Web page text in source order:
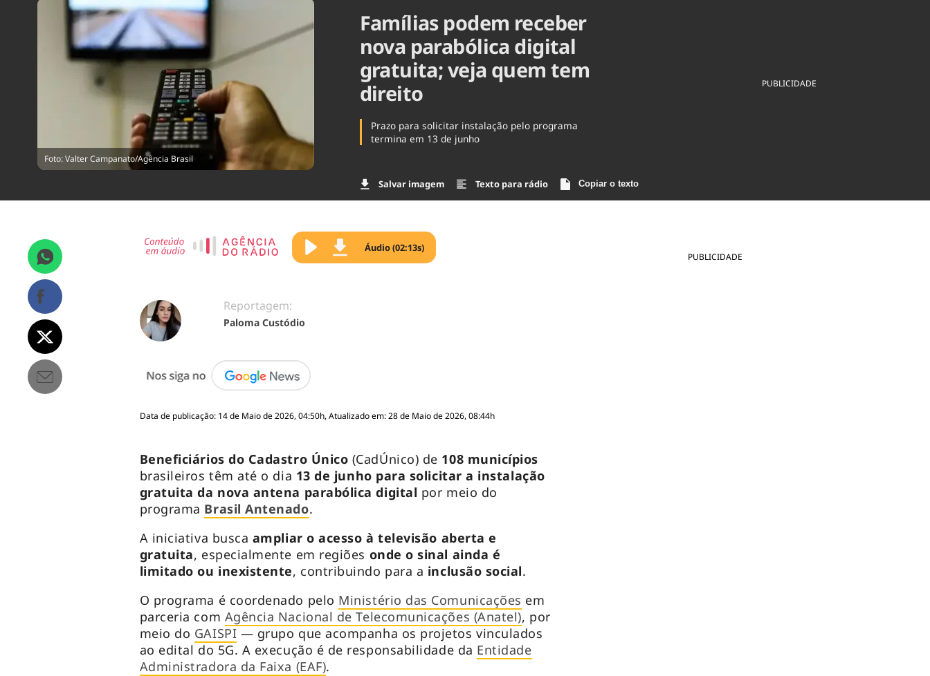
Brasil
Cinema
Foto: Valter Campanato/Agência Brasil
Famílias podem receber
nova parabólica digital
gratuita; veja quem tem
direito
Prazo para solicitar instalação pelo programa
termina em 13 de junho
Salvar imagem Texto para rádio Copiar o texto
PUBLICIDADE
PUBLICIDADE
Áudio (02:13s)
Reportagem:
Paloma Custódio
Data de publicação: 14 de Maio de 2026, 04:50h, Atualizado em: 28 de Maio de 2026, 08:44h
Beneficiários do Cadastro Único (CadÚnico) de 108 municípios
brasileiros têm até o dia 13 de junho para solicitar a instalação
gratuita da nova antena parabólica digital por meio do
programa Brasil Antenado.
A iniciativa busca ampliar o acesso à televisão aberta e
gratuita, especialmente em regiões onde o sinal ainda é
limitado ou inexistente, contribuindo para a inclusão social.
O programa é coordenado pelo Ministério das Comunicações em
parceria com Agência Nacional de Telecomunicações (Anatel), por
meio do GAISPI — grupo que acompanha os projetos vinculados
ao edital do 5G. A execução é de responsabilidade da Entidade
Administradora da Faixa (EAF).